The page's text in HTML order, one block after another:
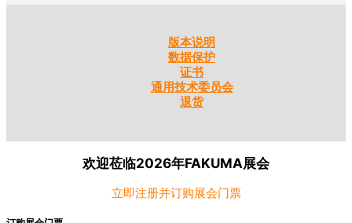
版本说明
数据保护
证书
通用技术委员会
退货
欢迎莅临2026年FAKUMA展会
立即注册并订购展会门票